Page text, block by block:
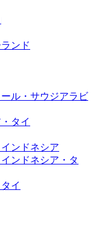
ンド
ル・サウジアラビ
タイ
ンドネシア
ンドネシア・タ
イ